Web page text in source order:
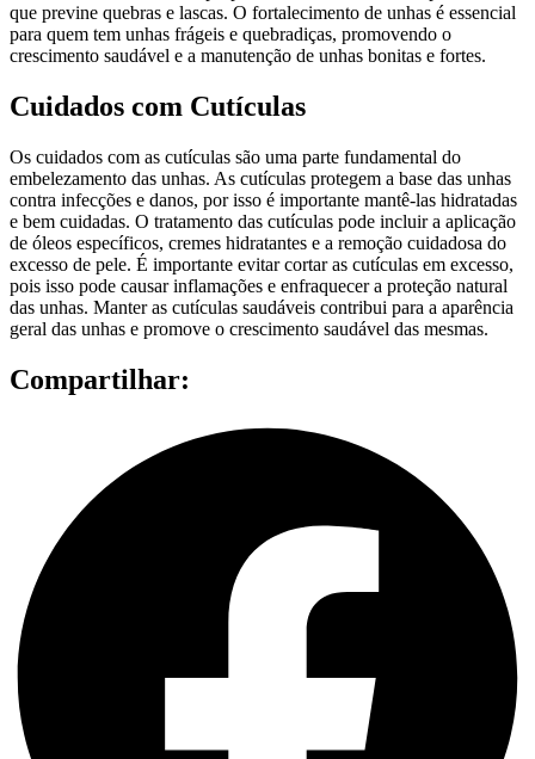
que previne quebras e lascas. O fortalecimento de unhas é essencial
para quem tem unhas frágeis e quebradiças, promovendo o
crescimento saudável e a manutenção de unhas bonitas e fortes.
Cuidados com Cutículas
Os cuidados com as cutículas são uma parte fundamental do
embelezamento das unhas. As cutículas protegem a base das unhas
contra infecções e danos, por isso é importante mantê-las hidratadas
e bem cuidadas. O tratamento das cutículas pode incluir a aplicação
de óleos específicos, cremes hidratantes e a remoção cuidadosa do
excesso de pele. É importante evitar cortar as cutículas em excesso,
pois isso pode causar inflamações e enfraquecer a proteção natural
das unhas. Manter as cutículas saudáveis contribui para a aparência
geral das unhas e promove o crescimento saudável das mesmas.
Compartilhar: